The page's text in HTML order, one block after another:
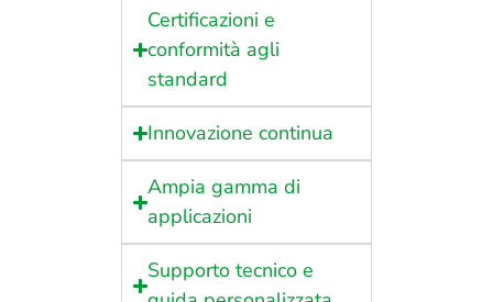
Certificazioni e
conformità agli
standard
Innovazione continua
Ampia gamma di
applicazioni
Supporto tecnico e